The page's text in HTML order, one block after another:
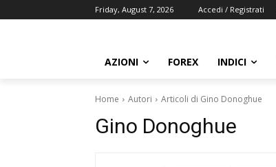
Friday, August 7, 2026 Accedi / Registrati
AZIONI FOREX INDICI
Home Autori Articoli di Gino Donoghue
Gino Donoghue